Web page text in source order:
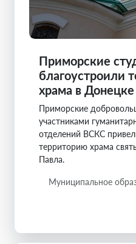
Приморские
благоустроили
храма в Донецке
Приморские
участниками
отделений ВСКС
территорию храма
Павла.
Муниципальное